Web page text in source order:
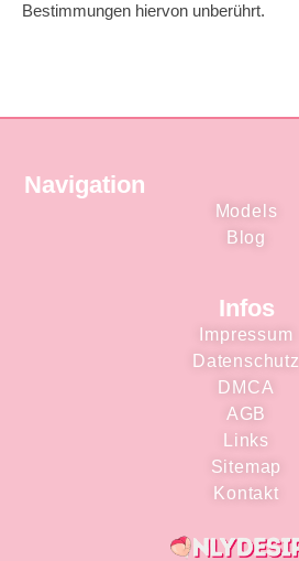
Bestimmungen hiervon unberührt.
Navigation
Models
Blog
Infos
Impressum
Datenschutz
DMCA
AGB
Links
Sitemap
Kontakt